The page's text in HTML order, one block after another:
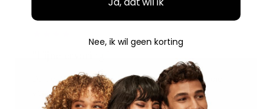
"
Duidelijke website, makkelijk bestellen en mooie
verpakking. Volgende keer weer.
Nee, ik wil geen korting